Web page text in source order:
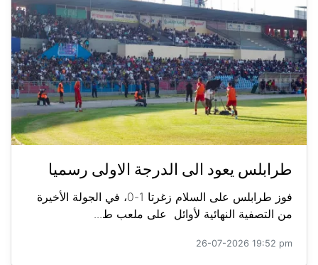
طرابلس يعود الى الدرجة الاولى رسميا
فوز طرابلس على السلام زغرتا 1-0، في الجولة الأخيرة
من التصفية النهائية لأوائل على ملعب ط...
26-07-2026 19:52 pm